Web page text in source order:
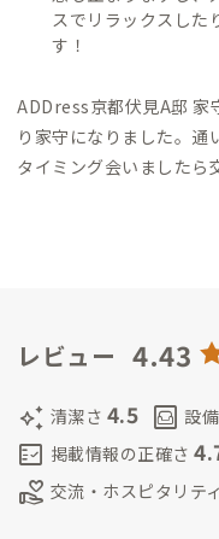
スでリラックスした
す！
ADDress京都伏見A邸 家
り家守になりました。通
タイミング会いましたら
ここに滞在することで
レビュー 4.43
auto_awesome 清潔さ 4.5 living 設
fact_check 掲載情報の正確さ
volunteer_activism 交流・ホスピタリティ